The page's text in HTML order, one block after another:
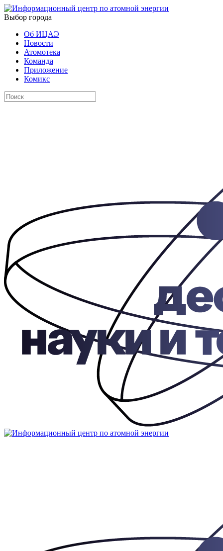
Выбор города
Об ИЦАЭ
Новости
Атомотека
Команда
Приложение
Комикс